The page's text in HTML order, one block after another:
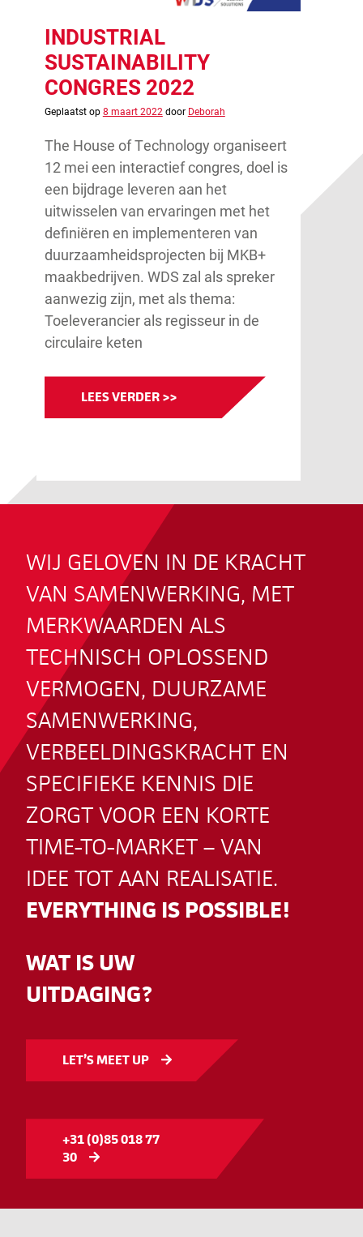
INDUSTRIAL
SUSTAINABILITY
CONGRES 2022
Geplaatst op8 maart 2022 door Deborah
The House of Technology organiseert
12 mei een interactief congres, doel is
een bijdrage leveren aan het
uitwisselen van ervaringen met het
definiëren en implementeren van
duurzaamheidsprojecten bij MKB+
maakbedrijven. WDS zal als spreker
aanwezig zijn, met als thema:
Toeleverancier als regisseur in de
circulaire keten
LEES VERDER >>
WIJ GELOVEN IN DE KRACHT
VAN SAMENWERKING, MET
MERKWAARDEN ALS
TECHNISCH OPLOSSEND
VERMOGEN, DUURZAME
SAMENWERKING,
VERBEELDINGSKRACHT EN
SPECIFIEKE KENNIS DIE
ZORGT VOOR EEN KORTE
TIME-TO-MARKET – VAN
IDEE TOT AAN REALISATIE.
EVERYTHING IS POSSIBLE!
WAT IS UW
UITDAGING?
LET’S MEET UP
+31 (0)85 018 77
30